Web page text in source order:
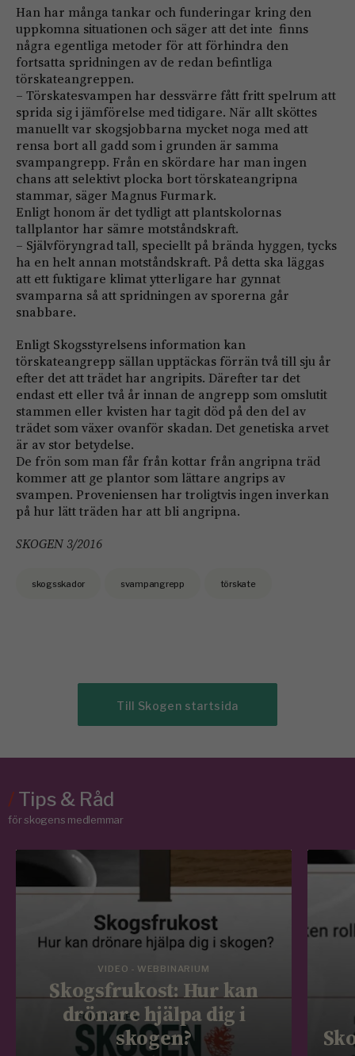
Han har många tankar och funderingar kring den
uppkomna situationen och säger att det inte finns
några egentliga metoder för att förhindra den
fortsatta spridningen av de redan befintliga
törskateangreppen.
– Törskatesvampen har dess­värre fått fritt spelrum att
sprida sig i jämförelse med tidigare. När allt sköttes
manuellt var skogsjobbarna mycket noga med att
rensa bort all gadd som i grunden är samma
svampangrepp. Från en skördare har man ingen
chans att selektivt plocka bort törskateangripna
stammar, säger Magnus Furmark.
Enligt honom är det tydligt att plantskolornas
tallplantor har sämre motståndskraft.
– Självföryngrad tall, speciellt på brända hyggen, tycks
ha en helt annan motståndskraft. På detta ska läggas
att ett fuktigare klimat ytterligare har gynnat
svamparna så att spridningen av sporerna går
snabbare.
Enligt Skogsstyrelsens information kan
törskateangrepp sällan upptäckas förrän två till sju år
efter det att trädet har angripits. Därefter tar det
endast ett eller två år innan de angrepp som omslutit
stammen eller kvisten har tagit död på den del av
trädet som växer ovanför skadan. Det genetiska arvet
är av stor betydelse.
De frön som man får från ­kottar från angripna träd
kommer att ge plantor som lättare angrips av
svampen. Proveniensen har troligtvis ingen inverkan
på hur lätt träden har att bli angripna.
SKOGEN 3/2016
skogsskador svampangrepp törskate
Till Skogen startsida
/Tips & Råd
för skogens medlemmar
VIDEO - WEBBINARIUM
Skogsfrukost: Hur kan
drönare hjälpa dig i
skogen?